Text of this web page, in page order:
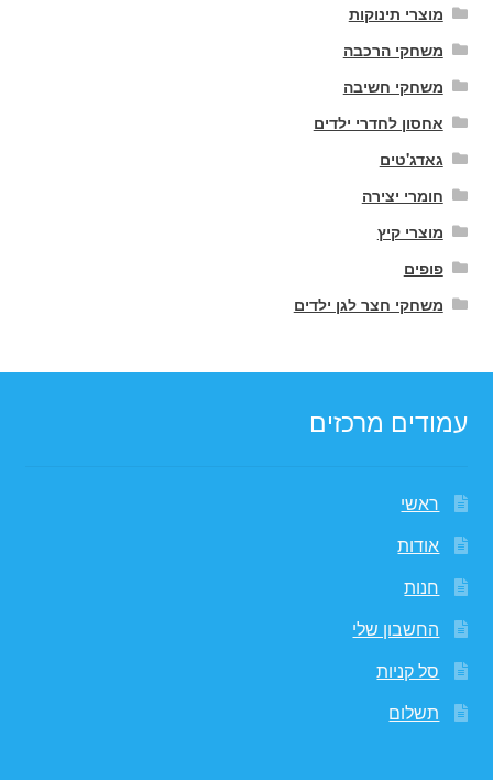
מוצרי תינוקות
משחקי הרכבה
משחקי חשיבה
אחסון לחדרי ילדים
גאדג'טים
חומרי יצירה
מוצרי קיץ
פופים
משחקי חצר לגן ילדים
עמודים מרכזים
ראשי
אודות
חנות
החשבון שלי
סל קניות
תשלום